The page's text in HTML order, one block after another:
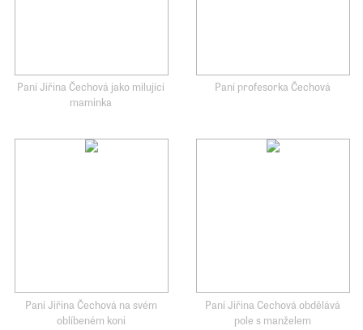
Paní Jiřina Čechová jako milující
maminka
Paní profesorka Čechová
Paní Jiřina Čechová na svém
oblíbeném koni
Paní Jiřina Cechová obdělává
pole s manželem